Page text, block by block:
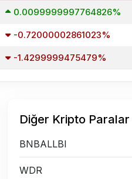
0.0099999997764826%
-0.72000002861023%
-1.4299999475479%
Diğer Kripto Paralar
BNBALLBI
WDR